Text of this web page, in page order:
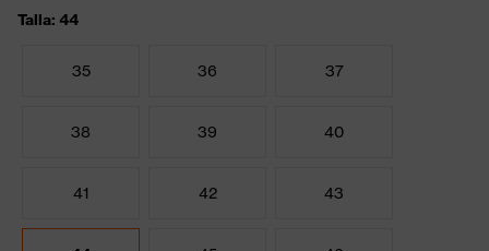
Talla: 44
35 36 37
38 39 40
41 42 43